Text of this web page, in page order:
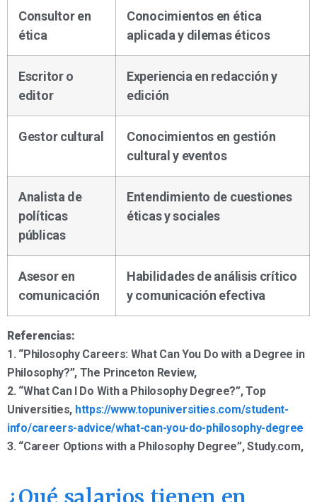
Consultor en
ética
Conocimientos en ética
aplicada y dilemas éticos
Escritor o
editor
Experiencia en redacción y
edición
Gestor cultural
Conocimientos en gestión
cultural y eventos
Analista de
políticas
públicas
Entendimiento de cuestiones
éticas y sociales
Asesor en
comunicación
Habilidades de análisis crítico
y comunicación efectiva
Referencias:
1. “Philosophy Careers: What Can You Do with a Degree in
Philosophy?”, The Princeton Review,
2. “What Can I Do With a Philosophy Degree?”, Top
Universities, https://www.topuniversities.com/student-
info/careers-advice/what-can-you-do-philosophy-degree
3. “Career Options with a Philosophy Degree”, Study.com,